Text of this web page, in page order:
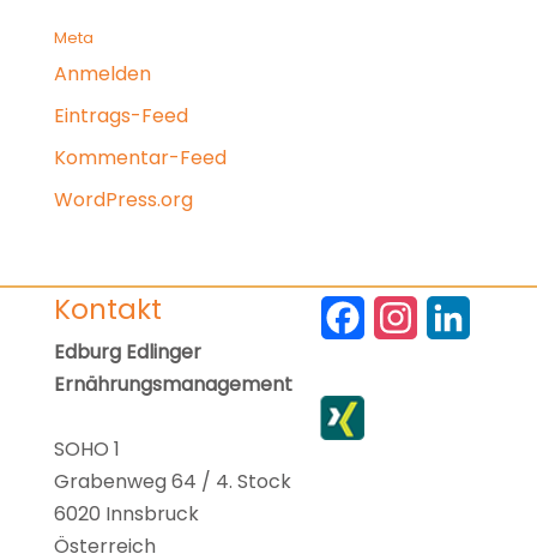
Meta
Anmelden
Eintrags-Feed
Kommentar-Feed
WordPress.org
Kontakt
Edburg Edlinger
Ernährungsmanagement
SOHO 1
Grabenweg 64 / 4. Stock
6020 Innsbruck
Österreich
c
e